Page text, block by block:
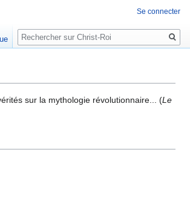
sur la mythologie révolutionnaire... (Le
Se connecter
Rechercher